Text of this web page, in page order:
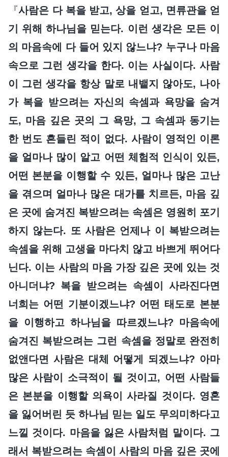
『사람은 다 복을 받고, 상을 얻고, 면류관을 얻
기 위해 하나님을 믿는다. 이런 생각은 모든 이
의 마음속에 다 들어 있지 않느냐? 누구나 마음
속으로 그런 생각을 한다. 이는 사실이다. 사람
이 그런 생각을 항상 말로 내뱉지 않아도, 나아
가 복을 받으려는 자신의 속셈과 욕망을 숨겨
도, 마음 깊은 곳의 그 욕망, 그 속셈과 동기는
한 번도 흔들린 적이 없다. 사람이 영적인 이론
을 얼마나 많이 알고 어떤 체험적 인식이 있든,
어떤 본분을 이행할 수 있든, 얼마나 많은 고난
을 겪으며 얼마나 많은 대가를 치르든, 마음 깊
은 곳에 숨겨진 복받으려는 속셈은 영원히 포기
하지 않는다. 또 사람은 언제나 이 복받으려는
속셈을 위해 고생을 마다치 않고 바쁘게 뛰어다
닌다. 이는 사람의 마음 가장 깊은 곳에 있는 것
아니더냐? 복을 받으려는 속셈이 사라진다면
너희는 어떤 기분이겠느냐? 어떤 태도로 본분
을 이행하고 하나님을 따르겠느냐? 마음속에
숨겨진 복받으려는 그런 속셈을 정말로 완전히
없앤다면 사람은 대체 어떻게 되겠느냐? 아마
많은 사람이 소극적이 될 것이고, 어떤 사람들
은 본분을 이행할 의욕이 사라질 것이다. 영혼
을 잃어버린 듯 하나님 믿는 일도 무의미하다고
느낄 것이다. 마음을 잃은 사람처럼 말이다. 그
래서 복받으려는 속셈이 사람의 마음 깊은 곳에